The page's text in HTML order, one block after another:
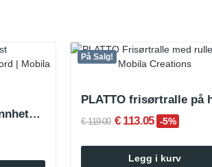
SERENA Fast skjønnhetsbehandlingsbord
På Salg!
€ 119.00 € 113.05 -5%
Legg i kurv